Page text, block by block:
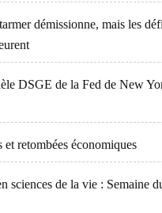
démissionne, mais les
DSGE de la Fed de New
et retombées économiques
sciences de la vie : Semaine